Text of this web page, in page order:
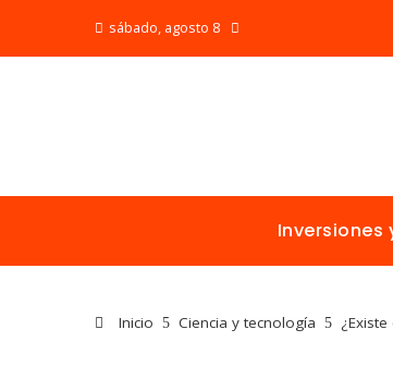
sábado, agosto 8
Inversiones
Inicio Ciencia y tecnología